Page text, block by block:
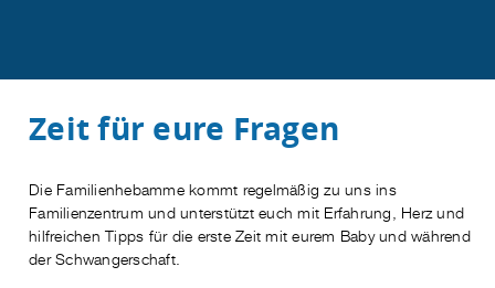
Zeit für eure Fragen
Die Familienhebamme kommt regelmäßig zu uns ins
Familienzentrum und unterstützt euch mit Erfahrung, Herz und
hilfreichen Tipps für die erste Zeit mit eurem Baby und während
der Schwangerschaft.